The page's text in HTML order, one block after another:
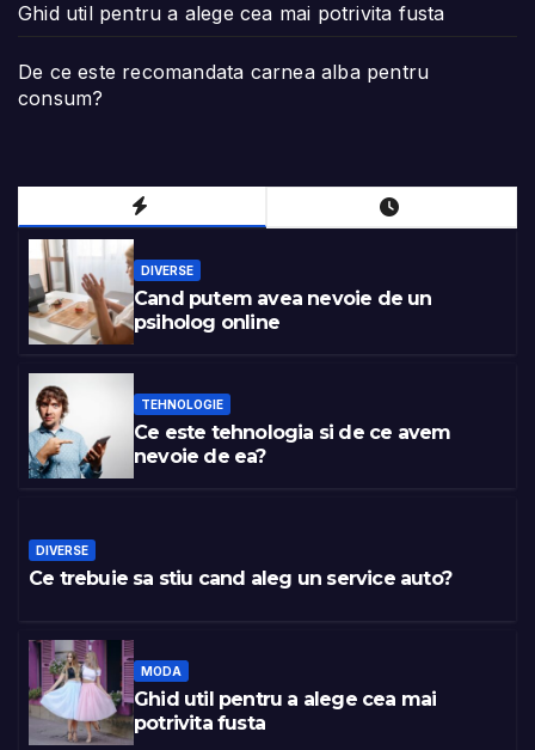
Ghid util pentru a alege cea mai potrivita fusta
De ce este recomandata carnea alba pentru
consum?
DIVERSE
Cand putem avea nevoie de un
psiholog online
TEHNOLOGIE
Ce este tehnologia si de ce avem
nevoie de ea?
DIVERSE
Ce trebuie sa stiu cand aleg un service auto?
MODA
Ghid util pentru a alege cea mai
potrivita fusta